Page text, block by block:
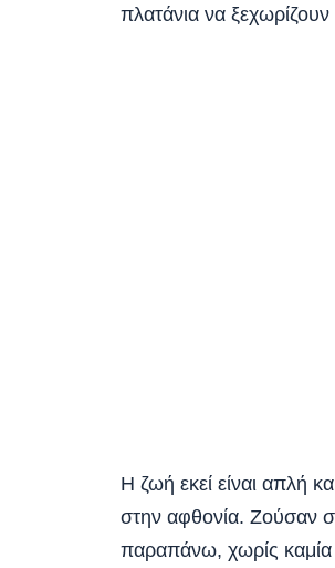
πλατάνια να ξεχωρίζουν
Η ζωή εκεί είναι απλή
στην αφθονία. Ζούσαν
παραπάνω, χωρίς καμία